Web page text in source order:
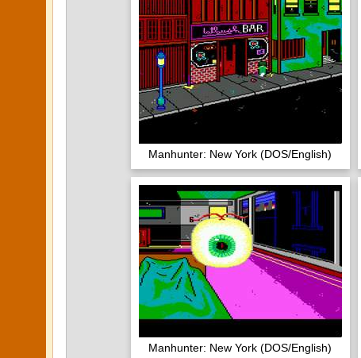
Manhunter: New York (DOS/English)
Manhunter: New York (DOS/English)